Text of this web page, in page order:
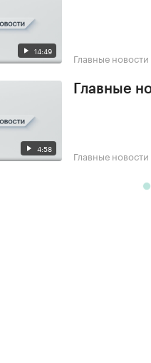
14:49 Главные новости
4:58
Главные
Главные новости